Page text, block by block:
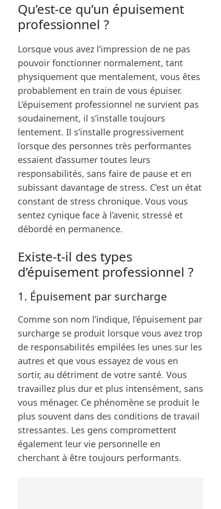
Qu’est-ce qu’un épuisement
professionnel ?
Lorsque vous avez l’impression de ne pas
pouvoir fonctionner normalement, tant
physiquement que mentalement, vous êtes
probablement en train de vous épuiser.
L’épuisement professionnel ne survient pas
soudainement, il s’installe toujours
lentement. Il s’installe progressivement
lorsque des personnes très performantes
essaient d’assumer toutes leurs
responsabilités, sans faire de pause et en
subissant davantage de stress. C’est un état
constant de stress chronique. Vous vous
sentez cynique face à l’avenir, stressé et
débordé en permanence.
Existe-t-il des types
d’épuisement professionnel ?
1. Épuisement par surcharge
Comme son nom l’indique, l’épuisement par
surcharge se produit lorsque vous avez trop
de responsabilités empilées les unes sur les
autres et que vous essayez de vous en
sortir, au détriment de votre santé. Vous
travaillez plus dur et plus intensément, sans
vous ménager. Ce phénomène se produit le
plus souvent dans des conditions de travail
stressantes. Les gens compromettent
également leur vie personnelle en
cherchant à être toujours performants.